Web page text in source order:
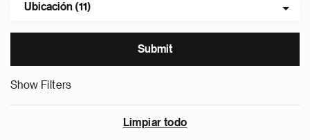
Ubicación (11)
Show Filters
Limpiar todo